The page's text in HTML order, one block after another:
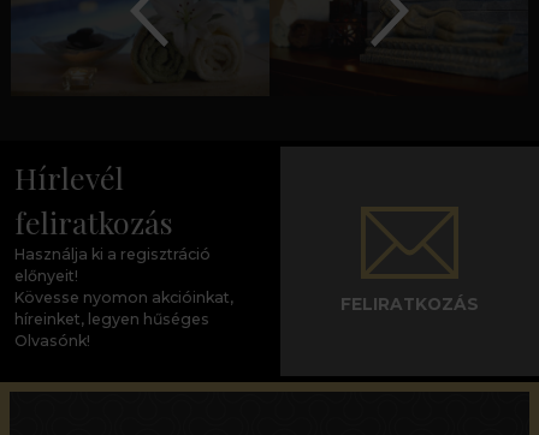
Hírlevél
feliratkozás
Használja ki a regisztráció
előnyeit!
Kövesse nyomon akcióinkat,
híreinket, legyen hűséges
Olvasónk!
FELIRATKOZÁS